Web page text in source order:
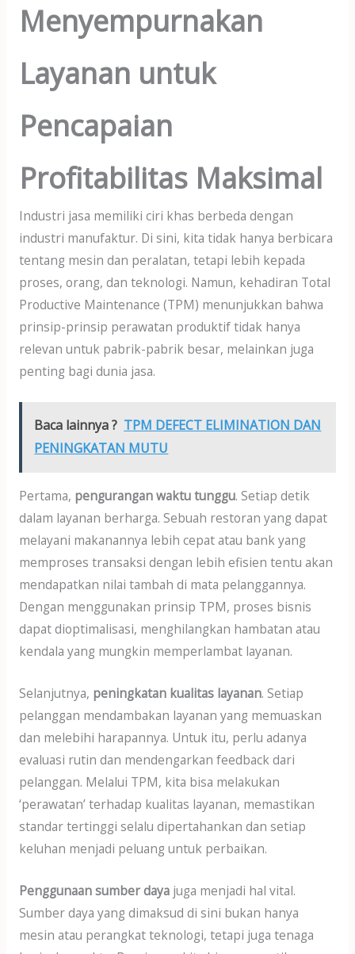
Menyempurnakan
Layanan untuk
Pencapaian
Profitabilitas Maksimal
Industri jasa memiliki ciri khas berbeda dengan
industri manufaktur. Di sini, kita tidak hanya berbicara
tentang mesin dan peralatan, tetapi lebih kepada
proses, orang, dan teknologi. Namun, kehadiran Total
Productive Maintenance (TPM) menunjukkan bahwa
prinsip-prinsip perawatan produktif tidak hanya
relevan untuk pabrik-pabrik besar, melainkan juga
penting bagi dunia jasa.
Baca lainnya ? TPM DEFECT ELIMINATION DAN
PENINGKATAN MUTU
Pertama, pengurangan waktu tunggu. Setiap detik
dalam layanan berharga. Sebuah restoran yang dapat
melayani makanannya lebih cepat atau bank yang
memproses transaksi dengan lebih efisien tentu akan
mendapatkan nilai tambah di mata pelanggannya.
Dengan menggunakan prinsip TPM, proses bisnis
dapat dioptimalisasi, menghilangkan hambatan atau
kendala yang mungkin memperlambat layanan.
Selanjutnya, peningkatan kualitas layanan. Setiap
pelanggan mendambakan layanan yang memuaskan
dan melebihi harapannya. Untuk itu, perlu adanya
evaluasi rutin dan mendengarkan feedback dari
pelanggan. Melalui TPM, kita bisa melakukan
‘perawatan’ terhadap kualitas layanan, memastikan
standar tertinggi selalu dipertahankan dan setiap
keluhan menjadi peluang untuk perbaikan.
Penggunaan sumber dayajuga menjadi hal vital.
Sumber daya yang dimaksud di sini bukan hanya
mesin atau perangkat teknologi, tetapi juga tenaga